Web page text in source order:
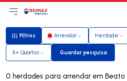
Abri menu principal
LogoIr para página inicial
Filtros
Filtros Arrendar Herdade
5+ Quartos Guardar pesquisa
Guardar pesquisa
0 herdades para arrendar em Beato